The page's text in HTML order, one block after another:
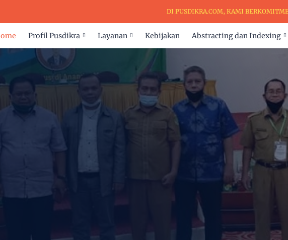
DI PUSDIKRA.COM, KAMI BERKOMITMEN
Profil Pusdikra Layanan Kebijakan Abstracting dan Indexing